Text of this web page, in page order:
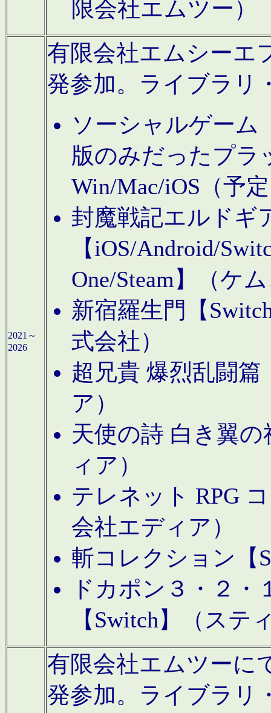
限会社エムツー）
2021～
2026
有限会社エムシーエ
発参加。ライブラリ
ソーシャルゲーム
版のみだったプラ
Win/Mac/iOS（予
封魔戦記エルドギ
【iOS/Android/
One/Steam】（ケ
新宿羅生門【
式会社）
超兄貴 爆烈乱闘篇
ア）
天使の詩 白き翼
ィア）
テレネット RPG
会社エディア）
斬コレクション【
ドカポン３・２
【Switch】（ステ
有限会社エムツーに
発参加。ライブラリ